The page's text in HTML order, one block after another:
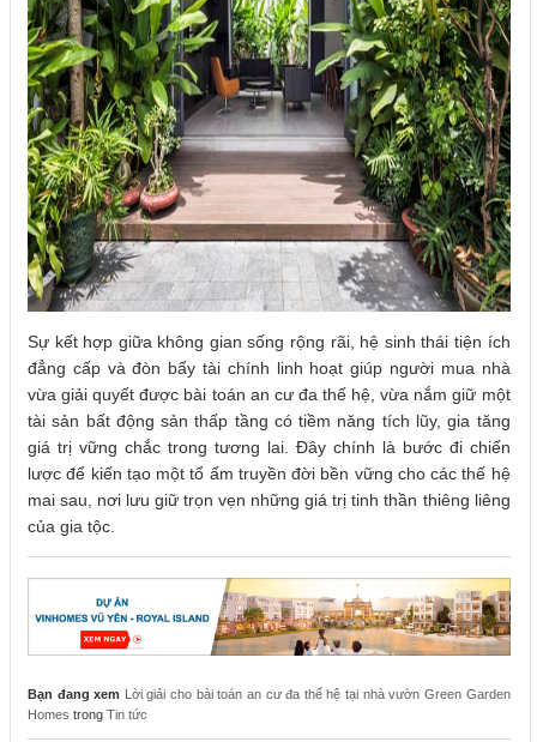
Sự kết hợp giữa không gian sống rộng rãi, hệ sinh thái tiện ích
đẳng cấp và đòn bẩy tài chính linh hoạt giúp người mua nhà
vừa giải quyết được bài toán an cư đa thế hệ, vừa nắm giữ một
tài sản bất động sản thấp tầng có tiềm năng tích lũy, gia tăng
giá trị vững chắc trong tương lai. Đây chính là bước đi chiến
lược để kiến tạo một tổ ấm truyền đời bền vững cho các thế hệ
mai sau, nơi lưu giữ trọn vẹn những giá trị tinh thần thiêng liêng
của gia tộc.
Bạn đang xem
Lời giải cho bài toán an cư đa thế hệ tại nhà vườn Green Garden
Homes trong Tin tức